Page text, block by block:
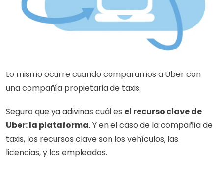
Lo mismo ocurre cuando comparamos a Uber con
una compañía propietaria de taxis.
Seguro que ya adivinas cuál es el recurso clave de
Uber: la plataforma. Y en el caso de la compañía de
taxis, los recursos clave son los vehículos, las
licencias, y los empleados.